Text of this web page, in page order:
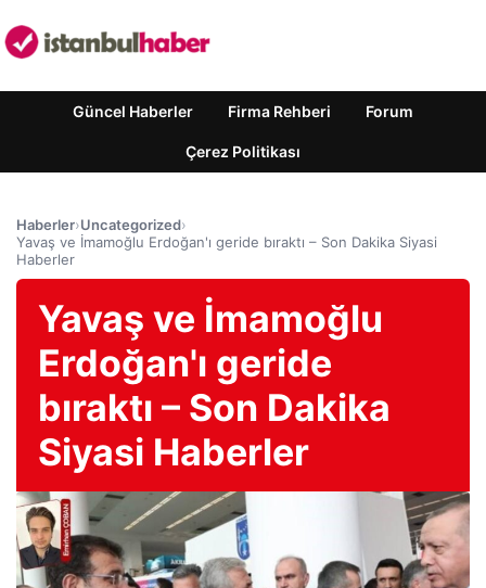
Güncel Haberler Firma Rehberi Forum
Çerez Politikası
Haberler›Uncategorized›
Yavaş ve İmamoğlu Erdoğan'ı geride bıraktı – Son Dakika Siyasi
Haberler
Yavaş ve İmamoğlu
Erdoğan'ı geride
bıraktı – Son Dakika
Siyasi Haberler